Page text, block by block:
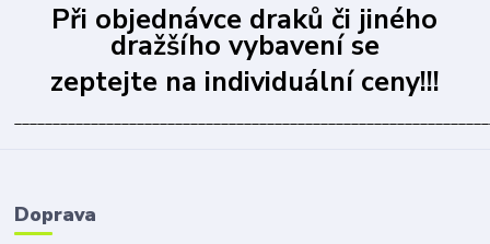
Při objednávce draků či jiného
dražšího vybavení se
zeptejte na individuální ceny!!!
Doprava